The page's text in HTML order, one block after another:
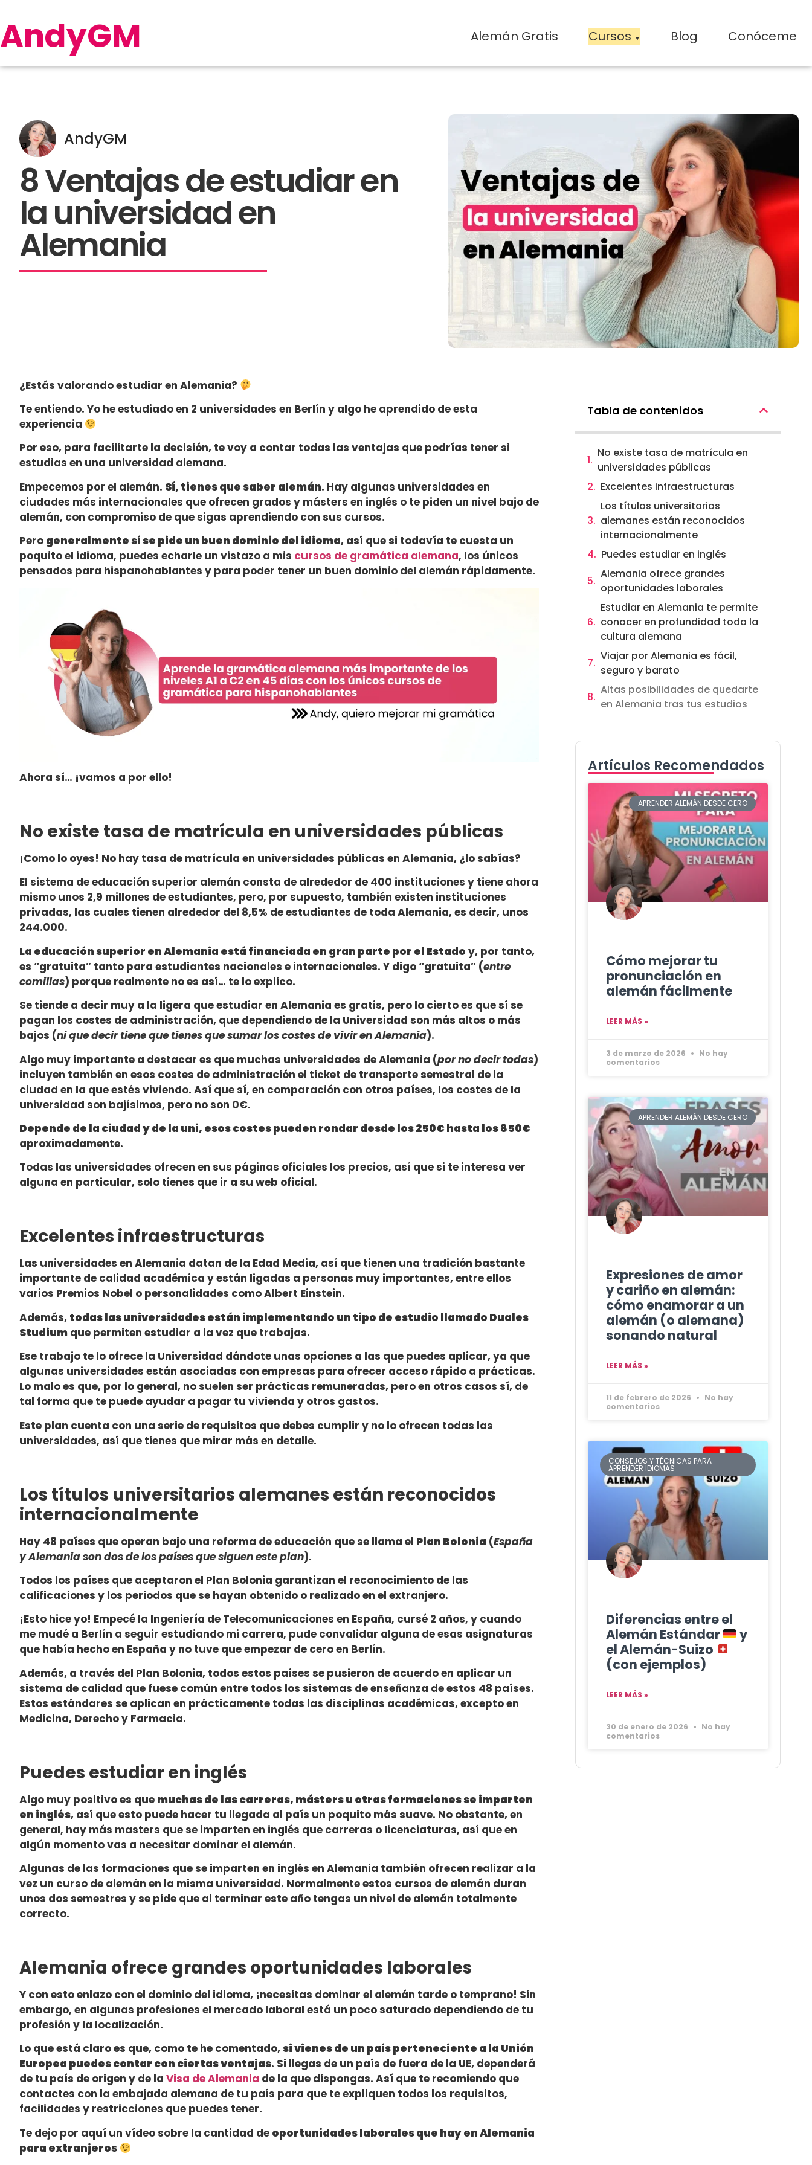
AndyGM Alemán Gratis Cursos ▼ Blog Conóceme
AndyGM
8 Ventajas de estudiar en
la universidad en
Alemania
¿Estás valorando estudiar en Alemania?
Te entiendo. Yo he estudiado en 2 universidades en Berlín y algo he aprendido de esta
experiencia
Por eso, para facilitarte la decisión, te voy a contar todas las ventajas que podrías tener si
estudias en una universidad alemana.
Empecemos por el alemán. Sí, tienes que saber alemán. Hay algunas universidades en
ciudades más internacionales que ofrecen grados y másters en inglés o te piden un nivel bajo de
alemán, con compromiso de que sigas aprendiendo con sus cursos.
Pero generalmente sí se pide un buen dominio del idioma, así que si todavía te cuesta un
poquito el idioma, puedes echarle un vistazo a mis cursos de gramática alemana, los únicos
pensados para hispanohablantes y para poder tener un buen dominio del alemán rápidamente.
Ahora sí… ¡vamos a por ello!
No existe tasa de matrícula en universidades públicas
¡Como lo oyes! No hay tasa de matrícula en universidades públicas en Alemania, ¿lo sabías?
El sistema de educación superior alemán consta de alrededor de 400 instituciones y tiene ahora
mismo unos 2,9 millones de estudiantes, pero, por supuesto, también existen instituciones
privadas, las cuales tienen alrededor del 8,5% de estudiantes de toda Alemania, es decir, unos
244.000.
La educación superior en Alemania está financiada en gran parte por el Estado y, por tanto,
es “gratuita” tanto para estudiantes nacionales e internacionales. Y digo “gratuita” (entre
comillas) porque realmente no es así… te lo explico.
Se tiende a decir muy a la ligera que estudiar en Alemania es gratis, pero lo cierto es que sí se
pagan los costes de administración, que dependiendo de la Universidad son más altos o más
bajos (ni que decir tiene que tienes que sumar los costes de vivir en Alemania).
Algo muy importante a destacar es que muchas universidades de Alemania (por no decir todas)
incluyen también en esos costes de administración el ticket de transporte semestral de la
ciudad en la que estés viviendo. Así que sí, en comparación con otros países, los costes de la
universidad son bajísimos, pero no son 0€.
Depende de la ciudad y de la uni, esos costes pueden rondar desde los 250€ hasta los 850€
aproximadamente.
Todas las universidades ofrecen en sus páginas oficiales los precios, así que si te interesa ver
alguna en particular, solo tienes que ir a su web oficial.
Excelentes infraestructuras
Las universidades en Alemania datan de la Edad Media, así que tienen una tradición bastante
importante de calidad académica y están ligadas a personas muy importantes, entre ellos
varios Premios Nobel o personalidades como Albert Einstein.
Además, todas las universidades están implementando un tipo de estudio llamado Duales
Studium que permiten estudiar a la vez que trabajas.
Ese trabajo te lo ofrece la Universidad dándote unas opciones a las que puedes aplicar, ya que
algunas universidades están asociadas con empresas para ofrecer acceso rápido a prácticas.
Lo malo es que, por lo general, no suelen ser prácticas remuneradas, pero en otros casos sí, de
tal forma que te puede ayudar a pagar tu vivienda y otros gastos.
Este plan cuenta con una serie de requisitos que debes cumplir y no lo ofrecen todas las
universidades, así que tienes que mirar más en detalle.
Los títulos universitarios alemanes están reconocidos
internacionalmente
Hay 48 países que operan bajo una reforma de educación que se llama el Plan Bolonia (España
y Alemania son dos de los países que siguen este plan).
Todos los países que aceptaron el Plan Bolonia garantizan el reconocimiento de las
calificaciones y los periodos que se hayan obtenido o realizado en el extranjero.
¡Esto hice yo! Empecé la Ingeniería de Telecomunicaciones en España, cursé 2 años, y cuando
me mudé a Berlín a seguir estudiando mi carrera, pude convalidar alguna de esas asignaturas
que había hecho en España y no tuve que empezar de cero en Berlín.
Además, a través del Plan Bolonia, todos estos países se pusieron de acuerdo en aplicar un
sistema de calidad que fuese común entre todos los sistemas de enseñanza de estos 48 países.
Estos estándares se aplican en prácticamente todas las disciplinas académicas, excepto en
Medicina, Derecho y Farmacia.
Puedes estudiar en inglés
Algo muy positivo es que muchas de las carreras, másters u otras formaciones se imparten
en inglés, así que esto puede hacer tu llegada al país un poquito más suave. No obstante, en
general, hay más masters que se imparten en inglés que carreras o licenciaturas, así que en
algún momento vas a necesitar dominar el alemán.
Algunas de las formaciones que se imparten en inglés en Alemania también ofrecen realizar a la
vez un curso de alemán en la misma universidad. Normalmente estos cursos de alemán duran
unos dos semestres y se pide que al terminar este año tengas un nivel de alemán totalmente
correcto.
Alemania ofrece grandes oportunidades laborales
Y con esto enlazo con el dominio del idioma, ¡necesitas dominar el alemán tarde o temprano! Sin
embargo, en algunas profesiones el mercado laboral está un poco saturado dependiendo de tu
profesión y la localización.
Lo que está claro es que, como te he comentado, si vienes de un país perteneciente a la Unión
Europea puedes contar con ciertas ventajas. Si llegas de un país de fuera de la UE, dependerá
de tu país de origen y de la Visa de Alemania de la que dispongas. Así que te recomiendo que
contactes con la embajada alemana de tu país para que te expliquen todos los requisitos,
facilidades y restricciones que puedes tener.
Te dejo por aquí un vídeo sobre la cantidad de oportunidades laborales que hay en Alemania
para extranjeros
Tabla de contenidos
No existe tasa de matrícula en
universidades públicas
Excelentes infraestructuras
Los títulos universitarios
alemanes están reconocidos
internacionalmente
Puedes estudiar en inglés
Alemania ofrece grandes
oportunidades laborales
Estudiar en Alemania te permite
conocer en profundidad toda la
cultura alemana
Viajar por Alemania es fácil,
seguro y barato
Altas posibilidades de quedarte
en Alemania tras tus estudios
Artículos Recomendados
APRENDER ALEMÁN DESDE CERO
Cómo mejorar tu
pronunciación en
alemán fácilmente
LEER MÁS »
3 de marzo de 2026
No hay
comentarios
APRENDER ALEMÁN DESDE CERO
Expresiones de amor
y cariño en alemán:
cómo enamorar a un
alemán (o alemana)
sonando natural
LEER MÁS »
11 de febrero de 2026
No hay
comentarios
CONSEJOS Y TÉCNICAS PARA
APRENDER IDIOMAS
Diferencias entre el
Alemán Estándar
y
el Alemán-Suizo
(con ejemplos)
LEER MÁS »
30 de enero de 2026
No hay
comentarios